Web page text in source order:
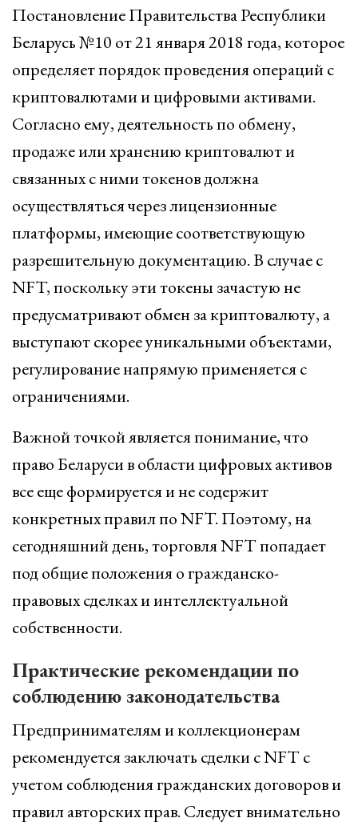
Постановление Правительства Республики
Беларусь №10 от 21 января 2018 года, которое
определяет порядок проведения операций с
криптовалютами и цифровыми активами.
Согласно ему, деятельность по обмену,
продаже или хранению криптовалют и
связанных с ними токенов должна
осуществляться через лицензионные
платформы, имеющие соответствующую
разрешительную документацию. В случае с
NFT, поскольку эти токены зачастую не
предусматривают обмен за криптовалюту, а
выступают скорее уникальными объектами,
регулирование напрямую применяется с
ограничениями.
Важной точкой является понимание, что
право Беларуси в области цифровых активов
все еще формируется и не содержит
конкретных правил по NFT. Поэтому, на
сегодняшний день, торговля NFT попадает
под общие положения о гражданско-
правовых сделках и интеллектуальной
собственности.
Практические рекомендации по
соблюдению законодательства
Предпринимателям и коллекционерам
рекомендуется заключать сделки с NFT с
учетом соблюдения гражданских договоров и
правил авторских прав. Следует внимательно